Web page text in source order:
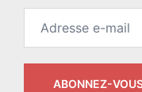
ABONNEZ-